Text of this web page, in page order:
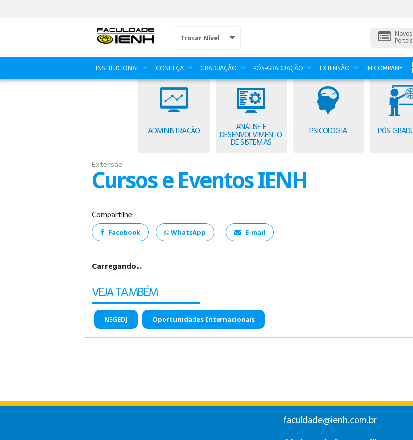
Trocar Nível Novos
Portais
INSTITUCIONAL CONHEÇA GRADUAÇÃO PÓS-GRADUAÇÃO EXTENSÃO IN COMPANY
ADMINISTRAÇÃO ANÁLISE E
DESENVOLVIMENTO
DE SISTEMAS
PSICOLOGIA PÓS-
Extensão
Cursos e Eventos IENH
Compartilhe:
Facebook WhatsApp E-mail
Carregando...
VEJA TAMBÉM
NEGEDJ Oportunidades Internacionais
faculdade@ienh.com.br